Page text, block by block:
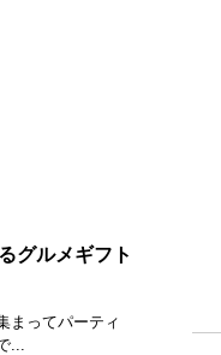
グルメギフト
まってパーティ
...